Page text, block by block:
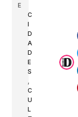
E
C
I
D
A
D
E
S
C
U
L